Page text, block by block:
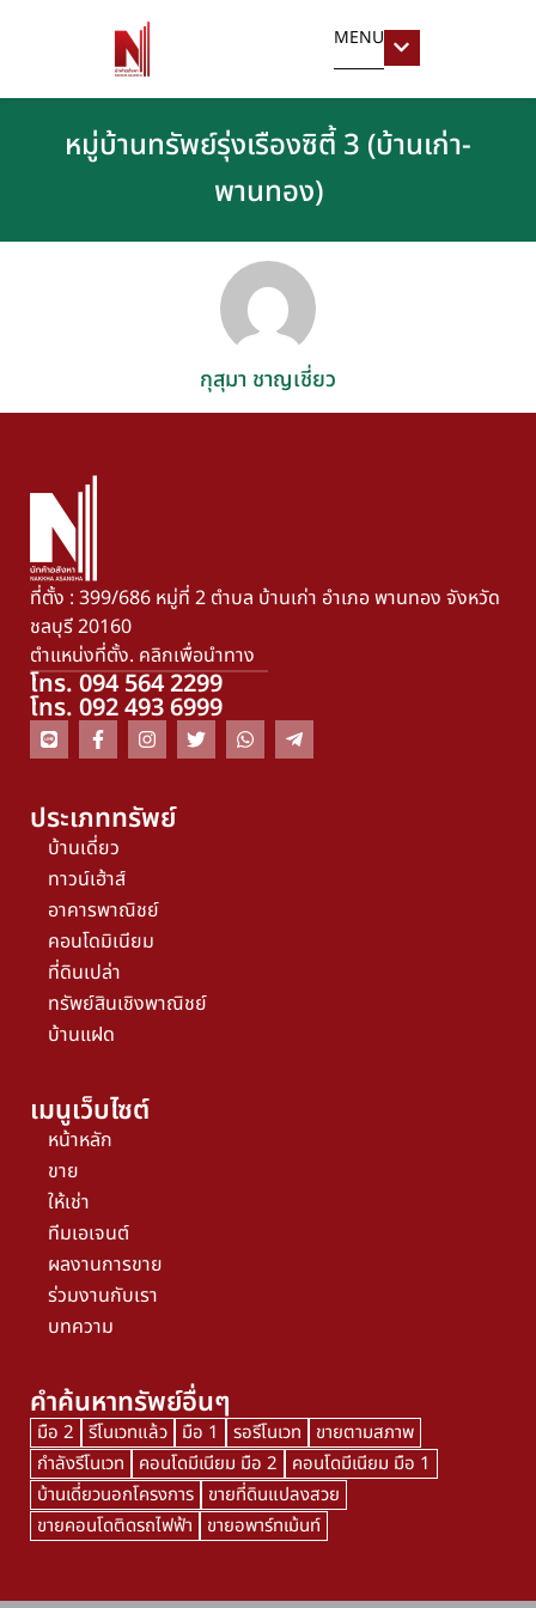
MENU
หมู่บ้านทรัพย์รุ่งเรืองซิตี้ 3 (บ้านเก่า-
พานทอง)
กุสุมา ชาญเชี่ยว
ที่ตั้ง : 399/686 หมู่ที่ 2 ตำบล บ้านเก่า อำเภอ พานทอง จังหวัด
ชลบุรี 20160
ตำแหน่งที่ตั้ง. คลิกเพื่อนำทาง
โทร. 094 564 2299
โทร. 092 493 6999
ประเภททรัพย์
บ้านเดี่ยว
ทาวน์เฮ้าส์
อาคารพาณิชย์
คอนโดมิเนียม
ที่ดินเปล่า
ทรัพย์สินเชิงพาณิชย์
บ้านแฝด
เมนูเว็บไซต์
หน้าหลัก
ขาย
ให้เช่า
ทีมเอเจนต์
ผลงานการขาย
ร่วมงานกับเรา
บทความ
คำค้นหาทรัพย์อื่นๆ
มือ 2 รีโนเวทแล้ว มือ 1 รอรีโนเวท
ขายตามสภาพ
กำลังรีโนเวท
คอนโดมีเนียม มือ 2
คอนโดมีเนียม มือ 1
บ้านเดี่ยวนอกโครงการ ขายที่ดินแปลงสวย
ขายคอนโดติดรถไฟฟ้า
ขายอพาร์ทเม้นท์